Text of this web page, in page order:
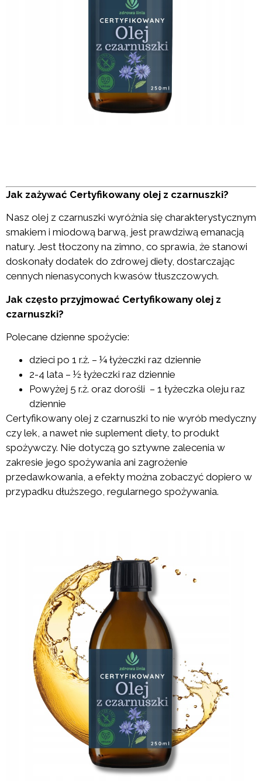
Jak zażywać Certyfikowany olej z czarnuszki?
Nasz olej z czarnuszki wyróżnia się charakterystycznym
smakiem i miodową barwą, jest prawdziwą emanacją
natury. Jest tłoczony na zimno, co sprawia, że stanowi
doskonały dodatek do zdrowej diety, dostarczając
cennych nienasyconych kwasów tłuszczowych.
Jak często przyjmować Certyfikowany olej z
czarnuszki?
Polecane dzienne spożycie:
dzieci po 1 r.ż. – ¼ łyżeczki raz dziennie
2-4 lata – ½ łyżeczki raz dziennie
Powyżej 5 r.ż. oraz dorośli – 1 łyżeczka oleju raz
dziennie
Certyfikowany olej z czarnuszki to nie wyrób medyczny
czy lek, a nawet nie suplement diety, to produkt
spożywczy. Nie dotyczą go sztywne zalecenia w
zakresie jego spożywania ani zagrożenie
przedawkowania, a efekty można zobaczyć dopiero w
przypadku dłuższego, regularnego spożywania.